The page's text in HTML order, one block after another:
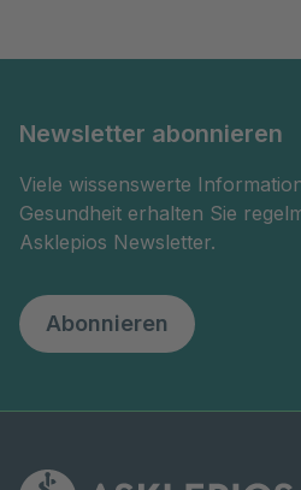
Newsletter abonnieren
Viele wissenswerte
Gesundheit erhalten Sie
Asklepios Newsletter.
Abonnieren